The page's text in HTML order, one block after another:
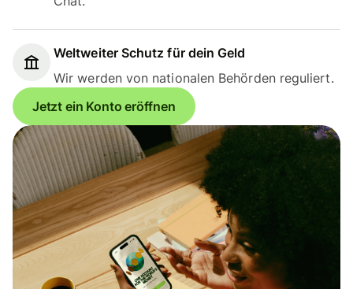
Weltweiter Schutz für dein Geld
Wir werden von nationalen Behörden reguliert.
Jetzt ein Konto eröffnen